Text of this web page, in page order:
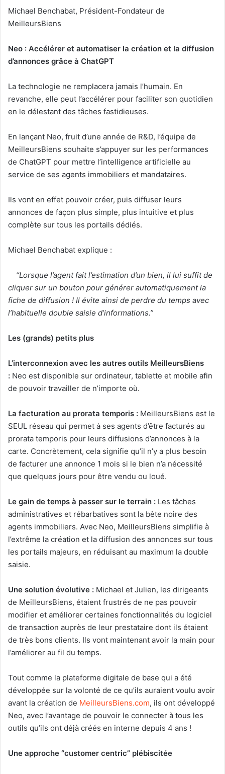
Michael Benchabat, Président-Fondateur de
MeilleursBiens
Neo : Accélérer et automatiser la création et la diffusion
d’annonces grâce à ChatGPT
La technologie ne remplacera jamais l’humain. En
revanche, elle peut l’accélérer pour faciliter son quotidien
en le délestant des tâches fastidieuses.
En lançant Neo, fruit d’une année de R&D, l’équipe de
MeilleursBiens souhaite s’appuyer sur les performances
de ChatGPT pour mettre l’intelligence artificielle au
service de ses agents immobiliers et mandataires.
Ils vont en effet pouvoir créer, puis diffuser leurs
annonces de façon plus simple, plus intuitive et plus
complète sur tous les portails dédiés.
Michael Benchabat explique :
“Lorsque l’agent fait l’estimation d’un bien, il lui suffit de
cliquer sur un bouton pour générer automatiquement la
fiche de diffusion ! Il évite ainsi de perdre du temps avec
l’habituelle double saisie d’informations.”
Les (grands) petits plus
L’interconnexion avec les autres outils MeilleursBiens
: Neo est disponible sur ordinateur, tablette et mobile afin
de pouvoir travailler de n’importe où.
La facturation au prorata temporis : MeilleursBiens est le
SEUL réseau qui permet à ses agents d’être facturés au
prorata temporis pour leurs diffusions d’annonces à la
carte. Concrètement, cela signifie qu’il n’y a plus besoin
de facturer une annonce 1 mois si le bien n’a nécessité
que quelques jours pour être vendu ou loué.
Le gain de temps à passer sur le terrain : Les tâches
administratives et rébarbatives sont la bête noire des
agents immobiliers. Avec Neo, MeilleursBiens simplifie à
l’extrême la création et la diffusion des annonces sur tous
les portails majeurs, en réduisant au maximum la double
saisie.
Une solution évolutive : Michael et Julien, les dirigeants
de MeilleursBiens, étaient frustrés de ne pas pouvoir
modifier et améliorer certaines fonctionnalités du logiciel
de transaction auprès de leur prestataire dont ils étaient
de très bons clients. Ils vont maintenant avoir la main pour
l’améliorer au fil du temps.
Tout comme la plateforme digitale de base qui a été
développée sur la volonté de ce qu’ils auraient voulu avoir
avant la création de MeilleursBiens.com, ils ont développé
Neo, avec l’avantage de pouvoir le connecter à tous les
outils qu’ils ont déjà créés en interne depuis 4 ans !
Une approche “customer centric” plébiscitée